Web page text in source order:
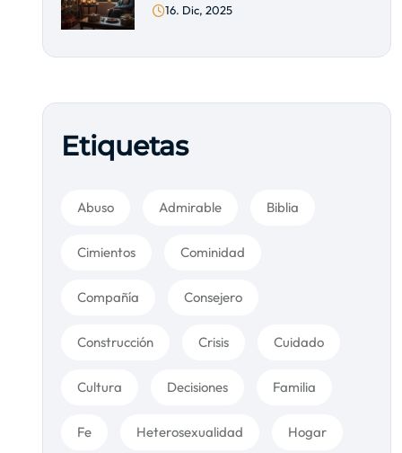
16. Dic, 2025
Etiquetas
Abuso Admirable Biblia
Cimientos Cominidad
Compañía Consejero
Construcción Crisis Cuidado
Cultura Decisiones Familia
Fe Heterosexualidad Hogar